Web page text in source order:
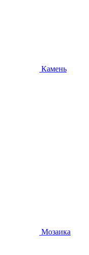
Камень
Мозаика